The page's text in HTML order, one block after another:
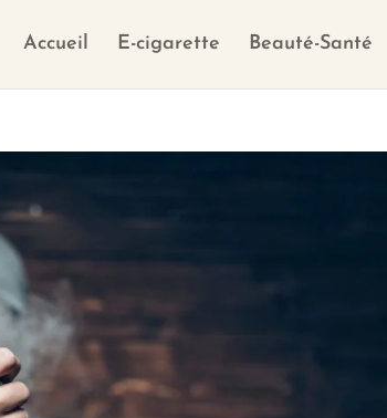
Accueil E-cigarette Beauté-Santé